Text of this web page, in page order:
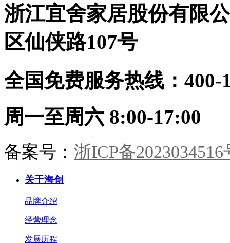
需定制，收纳无死角顶墙门柜同色
同工：从设计到安装，30天焕新理
色。茶室：半卷竹帘，一方茶席。
9A木墙板作底，枯木插花，心境如
风雅。木香与纸香交融，此处心安
是吾乡。·儿童房·男孩房与女孩房
蓝配色，几何块面勾勒童趣。整装
同系，健康守护，天真自有其色。
居。一室风雅，一生心安。
浙江宜舍家居股份有限
区仙侠路107号
全国免费服务热线：400-
周一至周六 8:00-17:00
备案号： 浙ICP备2023034516
关于海创
品牌介绍
经营理念
发展历程